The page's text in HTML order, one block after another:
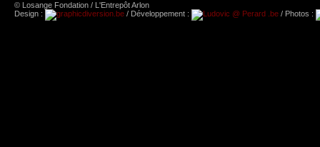
© Losange Fondation / L'Entrepôt Arlon
Design :
/ Développement : / Photos :